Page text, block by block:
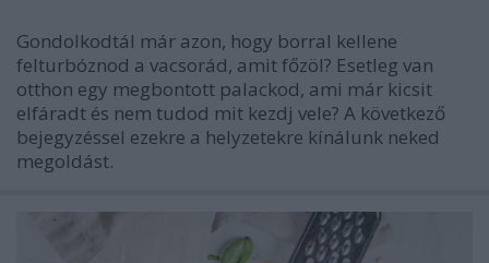
Gondolkodtál már azon, hogy borral kellene
felturbóznod a vacsorád, amit főzöl? Esetleg van
otthon egy megbontott palackod, ami már kicsit
elfáradt és nem tudod mit kezdj vele? A következő
bejegyzéssel ezekre a helyzetekre kínálunk neked
megoldást.